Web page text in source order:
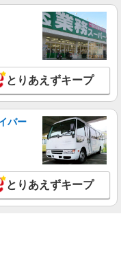
とりあえずキープ
バー
とりあえずキープ